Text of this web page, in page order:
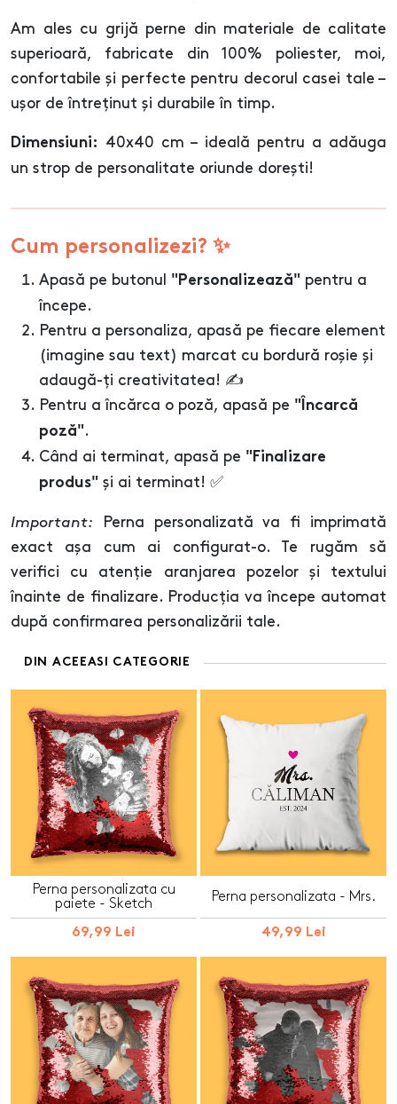
Am ales cu grijă perne din materiale de calitate
superioară, fabricate din 100% poliester, moi,
confortabile și perfecte pentru decorul casei tale –
ușor de întreținut și durabile în timp.
Dimensiuni:
40x40 cm – ideală pentru a adăuga
un strop de personalitate oriunde dorești!
Cum personalizezi? ✨
Apasă pe butonul "Personalizează" pentru a
începe.
Pentru a personaliza, apasă pe fiecare element
(imagine sau text) marcat cu bordură roșie și
adaugă-ți creativitatea! ✍️
Pentru a încărca o poză, apasă pe "Încarcă
poză".
Când ai terminat, apasă pe "Finalizare
produs" și ai terminat! ✅
Important: Perna personalizată va fi imprimată
exact așa cum ai configurat-o. Te rugăm să
verifici cu atenție aranjarea pozelor și textului
înainte de finalizare. Producția va începe automat
după confirmarea personalizării tale.
DIN ACEEASI CATEGORIE
Perna personalizata cu
paiete - Sketch
69,99 Lei
Perna personalizata - Mrs.
49,99 Lei